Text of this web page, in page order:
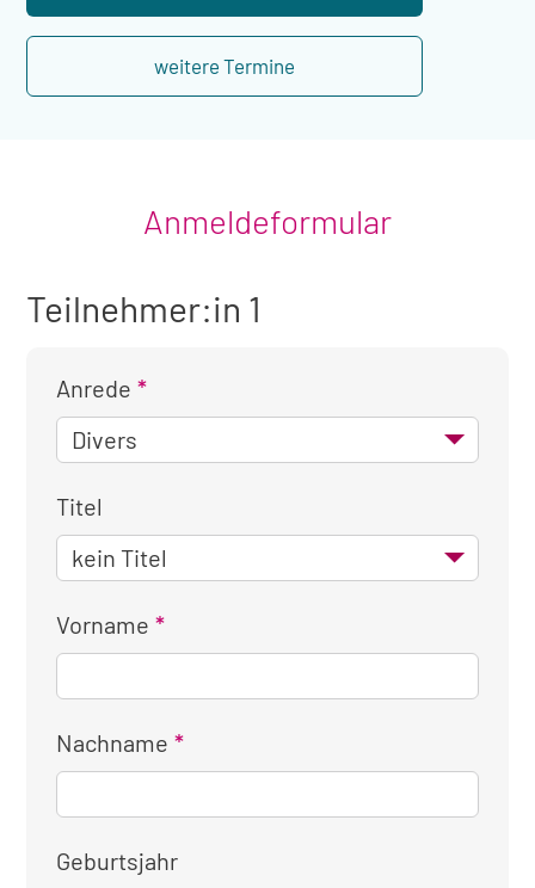
weitere Termine
Anmeldeformular
Teilnehmer:in 1
Anrede
Titel
Vorname
Nachname
Geburtsjahr